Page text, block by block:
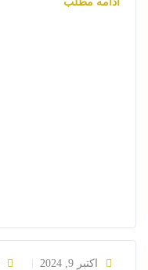
اکتبر 9, 2024